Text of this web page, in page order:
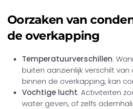
Oorzaken van
de overkapping
Temperatuurverschillen:
buiten aanzienlijk verschilt
binnen de overkapping, kan
Vochtige lucht: Activiteiten
water geven, of zelfs